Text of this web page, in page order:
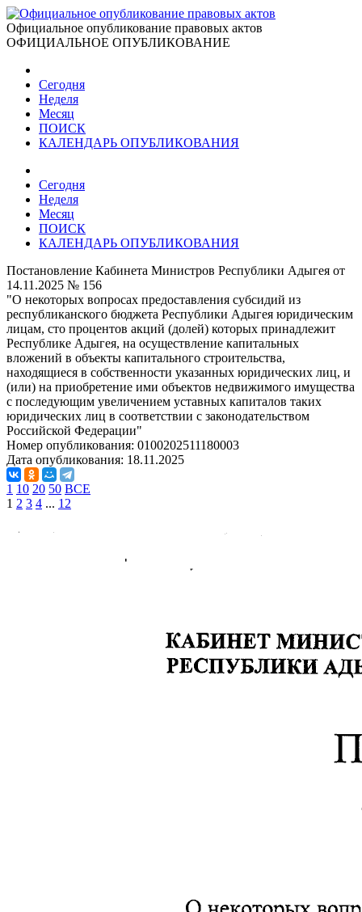
Официальное опубликование правовых актов
ОФИЦИАЛЬНОЕ ОПУБЛИКОВАНИЕ
Сегодня
Неделя
Месяц
ПОИСК
КАЛЕНДАРЬ ОПУБЛИКОВАНИЯ
Сегодня
Неделя
Месяц
ПОИСК
КАЛЕНДАРЬ ОПУБЛИКОВАНИЯ
Постановление Кабинета Министров Республики Адыгея от
14.11.2025 № 156
"О некоторых вопросах предоставления субсидий из
республиканского бюджета Республики Адыгея юридическим
лицам, сто процентов акций (долей) которых принадлежит
Республике Адыгея, на осуществление капитальных
вложений в объекты капитального строительства,
находящиеся в собственности указанных юридических лиц, и
(или) на приобретение ими объектов недвижимого имущества
с последующим увеличением уставных капиталов таких
юридических лиц в соответствии с законодательством
Российской Федерации"
Номер опубликования: 0100202511180003
Дата опубликования: 18.11.2025
1 10 20 50 ВСЕ
1 2 3 4 ... 12